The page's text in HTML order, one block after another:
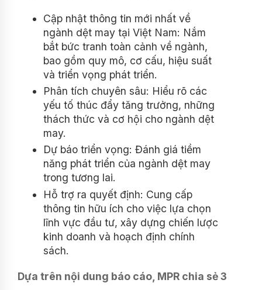
Cập nhật thông tin mới nhất về
ngành dệt may tại Việt Nam: Nắm
bắt bức tranh toàn cảnh về ngành,
bao gồm quy mô, cơ cấu, hiệu suất
và triển vọng phát triển.
Phân tích chuyên sâu: Hiểu rõ các
yếu tố thúc đẩy tăng trưởng, những
thách thức và cơ hội cho ngành dệt
may.
Dự báo triển vọng: Đánh giá tiềm
năng phát triển của ngành dệt may
trong tương lai.
Hỗ trợ ra quyết định: Cung cấp
thông tin hữu ích cho việc lựa chọn
lĩnh vực đầu tư, xây dựng chiến lược
kinh doanh và hoạch định chính
sách.
Dựa trên nội dung báo cáo, MPR chia sẻ 3